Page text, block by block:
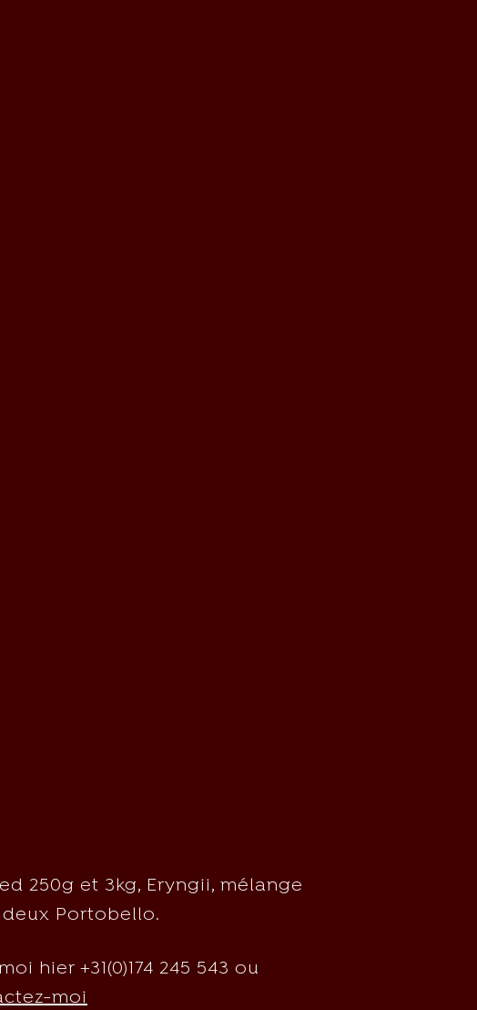
250g et 3kg, Eryngii, mélange
Portobello.
hier +31(0)174 245 543 ou
moi